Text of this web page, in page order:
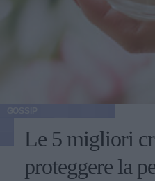
Le 5 migliori
proteggere la